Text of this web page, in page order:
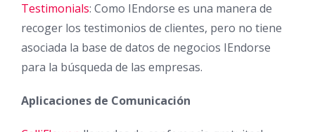
Testimonials: Como IEndorse es una manera de
recoger los testimonios de clientes, pero no tiene
asociada la base de datos de negocios IEndorse
para la búsqueda de las empresas.
Aplicaciones de Comunicación